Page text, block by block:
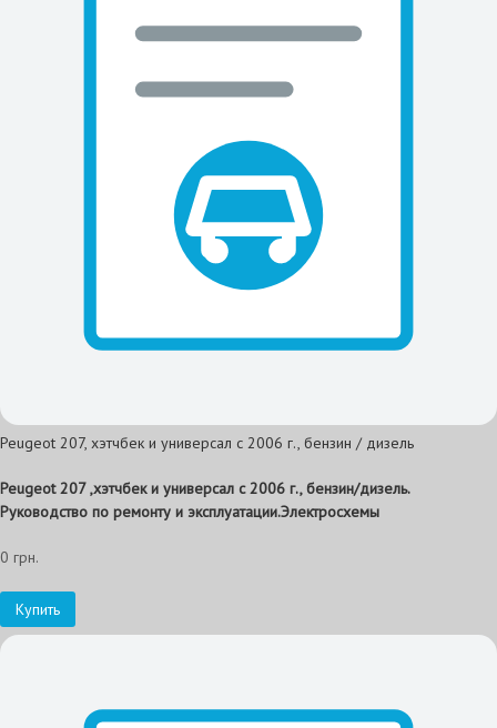
Peugeot 207, хэтчбек и универсал с 2006 г., бензин / дизель
Peugeot 207 ,хэтчбек и универсал с 2006 г., бензин/дизель.
Руководство по ремонту и эксплуатации.Электросхемы
0 грн.
Купить